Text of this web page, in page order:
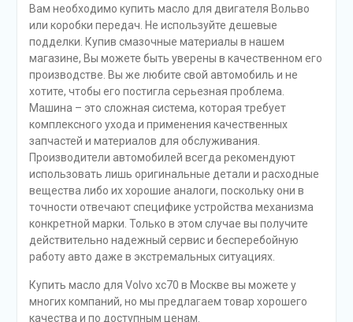
Вам необходимо купить масло для двигателя Вольво
или коробки передач. Не используйте дешевые
подделки. Купив смазочные материалы в нашем
магазине, Вы можете быть уверены в качественном его
производстве. Вы же любите свой автомобиль и не
хотите, чтобы его постигла серьезная проблема.
Машина – это сложная система, которая требует
комплексного ухода и применения качественных
запчастей и материалов для обслуживания.
Производители автомобилей всегда рекомендуют
использовать лишь оригинальные детали и расходные
вещества либо их хорошие аналоги, поскольку они в
точности отвечают специфике устройства механизма
конкретной марки. Только в этом случае вы получите
действительно надежный сервис и бесперебойную
работу авто даже в экстремальных ситуациях.
Купить масло для Volvo xc70 в Москве вы можете у
многих компаний, но мы предлагаем товар хорошего
качества и по доступным ценам.